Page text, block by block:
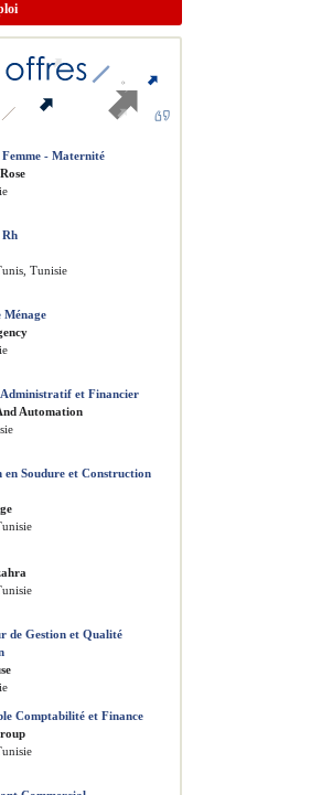
Femme - Maternité
Rh
Tunisie
Ménage
et Financier
Automation
en Soudure et Construction
de Gestion et Qualité
Comptabilité et Finance